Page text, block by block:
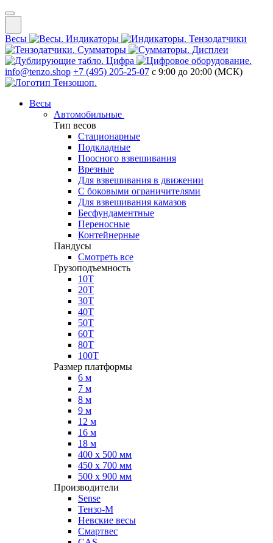
Весы Индикаторы
Тензодатчики
Сумматоры
Дисплеи
Цифра
info@tenzo.shop +7 (495) 205-25-07 с 9:00 до 20:00 (МСК)
Весы
Автомобильные
Тип весов
Стационарные
Подкладные
Поосного взвешивания
Врезные
Для взвешивания в движении
С боковыми ограничителями
Для взвешивания камазов
Бесфундаментные
Переносные
Контейнерные
Пандусы
Смотреть все
Грузоподъемность
10Т
20Т
30Т
40Т
50Т
60Т
80Т
100Т
Размер платформы
6 м
7 м
8 м
9 м
12 м
16 м
18 м
400 х 500 мм
450 х 700 мм
500 х 900 мм
Производители
Sense
Тензо-М
Невские весы
Смартвес